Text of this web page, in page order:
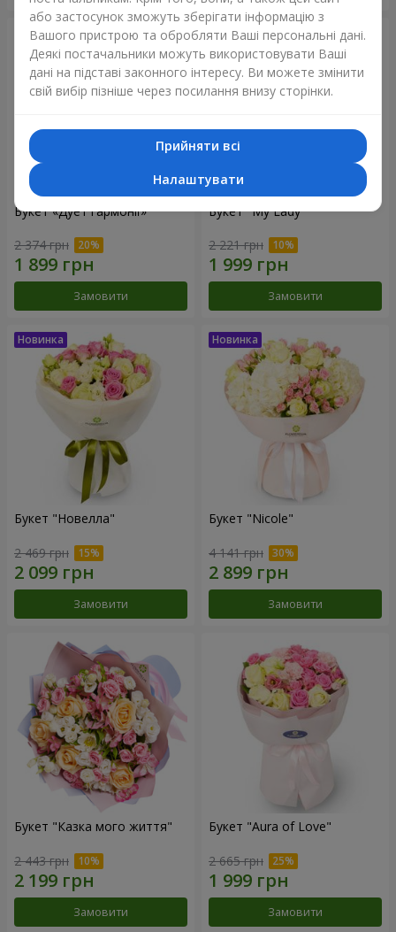
Букет «Дует гармонії»
2 374 грн
Замовити
Букет "My Lady"
2 221 грн
Замовити
Букет "Новелла"
2 469 грн
Замовити
Букет "Nicole"
4 141 грн
Замовити
Букет "Казка мого життя"
2 443 грн
Замовити
Букет "Aura of Love"
2 665 грн
Замовити
або застосунок зможуть зберігати інформацію з
Вашого пристрою та обробляти Ваші персональні дані.
Деякі постачальники можуть використовувати Ваші
дані на підставі законного інтересу. Ви можете змінити
свій вибір пізніше через посилання внизу сторінки.
Прийняти всі
Налаштувати